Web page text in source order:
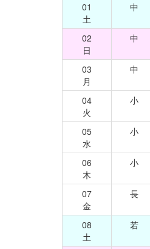
01
土
中
02
日
中
03
月
中
04
火
小
05
水
小
06
木
小
07
金
長
08
土
若